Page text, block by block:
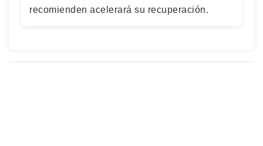
recomienden acelerará su recuperación.